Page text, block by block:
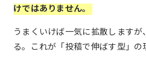
けではありません。
うまくいけば一気に拡散します
る。これが「投稿で伸ばす型」の